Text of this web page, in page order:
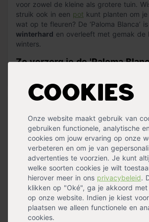
Cookies
Onze website maakt gebruik van
gebruiken functionele, analytische
cookies om jouw ervaring op onze
verbeteren en om je van
advertenties te voorzien. Je kunt
welke soorten cookies je wilt
hierover meer in ons privacybeleid.
klikken op "Oké", ga je akkoord met
op onze website. Indien je kiest voor
plaatsen we alleen functionele en
cookies.
voor zowel de kleine als grotere tuin.
struik ook in een pot kunt planten om
wat op te fleuren? De ‘Paloma Blanca’
winterhard en overleeft met gemak de
winters.
Zo verzorg je de 'Paloma
De ‘Paloma Blanca’ is gemakkelijk te
prima te snoeien. Door te snoeien houd
compact en in vorm. Let op, snoei niet
is belangrijk dat je voldoende vocht en
geeft. Plant de ‘Paloma Blanca’ op een
schaduwrijke plek in je tuin, zodat de
kan ontwikkelen. Voor het aanplanten
Tuinplanten Grond.
Geschikt voor Borderbeplanting,
plantenbakken,
Borderafscheiding,
Hoogte
10 - 20 cm
Bladkleur
Groen ,Wit
Blad winter
Bladhoudend
Winterhard
Ja
Onderhoud
Eenvoudig
Wintergroen
Ja
Standplaats